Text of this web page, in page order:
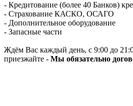
- Кредитование (более 40 Банков)
- Страхование КАСКО, ОСАГО
- Дополнительное оборудование
- Запасные части
Ждём Вас каждый день, с 9:00 до
приезжайте - Мы обязательно